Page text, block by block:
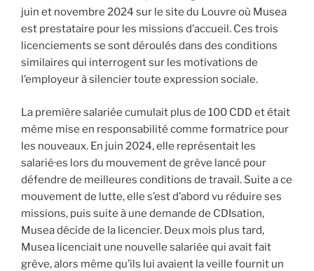
juin et novembre 2024 sur le site du Louvre où Musea
est prestataire pour les missions d’accueil. Ces trois
licenciements se sont déroulés dans des conditions
similaires qui interrogent sur les motivations de
l’employeur à silencier toute expression sociale.
La première salariée cumulait plus de 100 CDD et était
même mise en responsabilité comme formatrice pour
les nouveaux. En juin 2024, elle représentait les
salarié·es lors du mouvement de grève lancé pour
défendre de meilleures conditions de travail. Suite a ce
mouvement de lutte, elle s’est d’abord vu réduire ses
missions, puis suite à une demande de CDIsation,
Musea décide de la licencier. Deux mois plus tard,
Musea licenciait une nouvelle salariée qui avait fait
grève, alors même qu’ils lui avaient la veille fournit un